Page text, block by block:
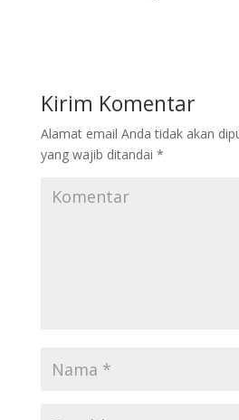
Kirim Komentar
Alamat email Anda tidak akan
yang wajib ditandai *